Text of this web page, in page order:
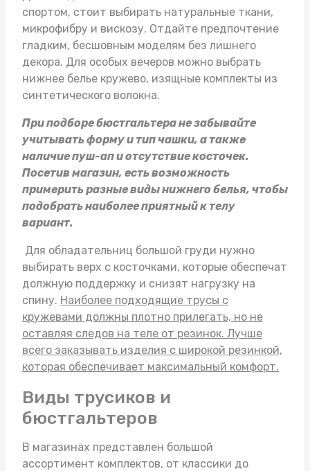
спортом, стоит выбирать натуральные ткани,
микрофибру и вискозу. Отдайте предпочтение
гладким, бесшовным моделям без лишнего
декора. Для особых вечеров можно выбрать
нижнее белье кружево, изящные комплекты из
синтетического волокна.
При подборе бюстгальтера не забывайте
учитывать форму и тип чашки, а также
наличие пуш-ап и отсутствие косточек.
Посетив магазин, есть возможность
примерить разные виды нижнего белья, чтобы
подобрать наиболее приятный к телу
вариант.
Для обладательниц большой груди нужно
выбирать верх с косточками, которые обеспечат
должную поддержку и снизят нагрузку на
спину. Наиболее подходящие трусы с
кружевами должны плотно прилегать, но не
оставляя следов на теле от резинок. Лучше
всего заказывать изделия с широкой резинкой,
которая обеспечивает максимальный комфорт.
Виды трусиков и
бюстгальтеров
В магазинах представлен большой
ассортимент комплектов, от классики до